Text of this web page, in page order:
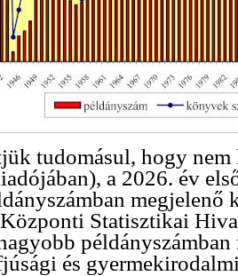
tudomásul, hogy
a 2026. év
Statisztikai
példányszámban
és